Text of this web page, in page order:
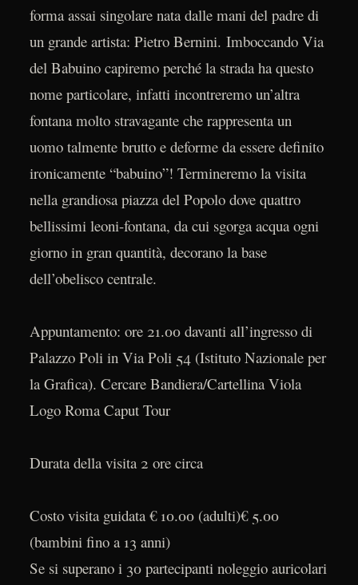
forma assai singolare nata dalle mani del padre di
un grande artista: Pietro Bernini. Imboccando Via
del Babuino capiremo perché la strada ha questo
nome particolare, infatti incontreremo un’altra
fontana molto stravagante che rappresenta un
uomo talmente brutto e deforme da essere definito
ironicamente “babuino”! Termineremo la visita
nella grandiosa piazza del Popolo dove quattro
bellissimi leoni-fontana, da cui sgorga acqua ogni
giorno in gran quantità, decorano la base
dell’obelisco centrale.
Appuntamento: ore 21.00 davanti all’ingresso di
Palazzo Poli in Via Poli 54 (Istituto Nazionale per
la Grafica). Cercare Bandiera/Cartellina Viola
Logo Roma Caput Tour
Durata della visita 2 ore circa
Costo visita guidata € 10.00 (adulti)€ 5.00
(bambini fino a 13 anni)
Se si superano i 30 partecipanti noleggio auricolari